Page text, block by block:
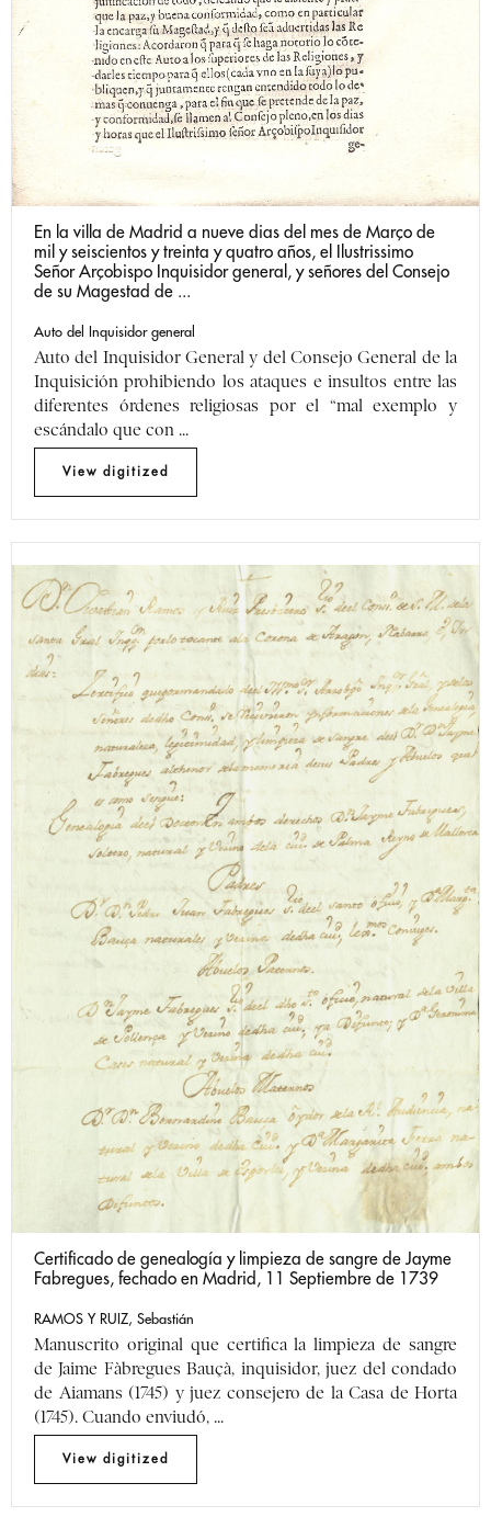
En la villa de Madrid a nueve dias del mes de Março de
mil y seiscientos y treinta y quatro años, el Ilustrissimo
Señor Arçobispo Inquisidor general, y señores del Consejo
de su Magestad de ...
Auto del Inquisidor general
Auto del Inquisidor General y del Consejo General de la
Inquisición prohibiendo los ataques e insultos entre las
diferentes órdenes religiosas por el “mal exemplo y
escándalo que con ...
Certificado de genealogía y limpieza de sangre de Jayme
Fabregues, fechado en Madrid, 11 Septiembre de 1739
RAMOS Y RUIZ, Sebastián
Manuscrito original que certifica la limpieza de sangre
de Jaime Fàbregues Bauçà, inquisidor, juez del condado
de Aiamans (1745) y juez consejero de la Casa de Horta
(1745). Cuando enviudó, ...